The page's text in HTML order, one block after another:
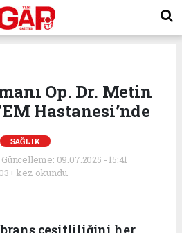
Op. Dr. Metin
Hastanesi’nde
SAĞLIK
Güncelleme: 09.07.2025 - 15:41
kez okundu.
çeşitliliğini her